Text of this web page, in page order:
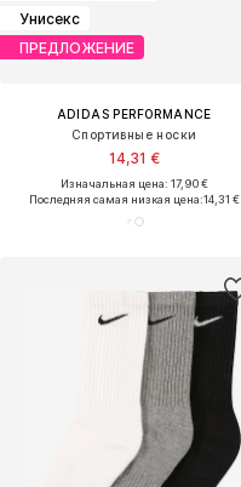
Унисекс
ПРЕДЛОЖЕНИЕ
ADIDAS PERFORMANCE
Спортивные носки
14,31 €
Изначальная цена: 17,90 €
Последняя самая низкая цена:14,31 €